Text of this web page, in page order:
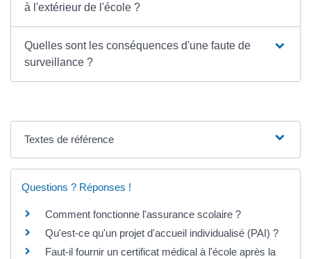
à l'extérieur de l'école ?
Quelles sont les conséquences d'une faute de
surveillance ?
Textes de référence
Questions ? Réponses !
Comment fonctionne l'assurance scolaire ?
Qu'est-ce qu'un projet d'accueil individualisé (PAI) ?
Faut-il fournir un certificat médical à l'école après la